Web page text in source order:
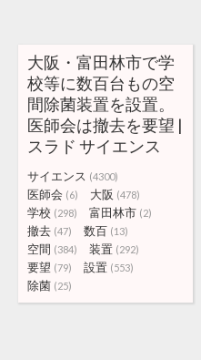
大阪・富田林市で学
校等に数百台もの空
間除菌装置を設置。
医師会は撤去を要望 |
スラド サイエンス
サイエンス (4300)
医師会 (6) 大阪 (478)
学校 (298) 富田林市 (2)
撤去 (47) 数百 (13)
空間 (384) 装置 (292)
要望 (79) 設置 (553)
除菌 (25)